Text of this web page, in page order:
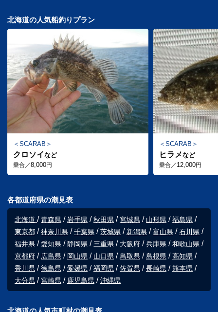
北海道の人気船釣りプラン
SCARAB
クロソイなど
乗合／8,000円
SCARAB
ヒラメなど
乗合／ 12,000円
各都道府県の潮見表
北海道 青森県 岩手県 秋田県 宮城県 山形県
福島県
東京都
神奈川県 千葉県 茨城県 新潟県 富山県
石川県
福井県
愛知県 静岡県 三重県 大阪府 兵庫県
和歌山県
京都府
広島県 岡山県 山口県 鳥取県 島根県
高知県
香川県
徳島県 愛媛県 福岡県 佐賀県 長崎県
熊本県
大分県
宮崎県 鹿児島県 沖縄県